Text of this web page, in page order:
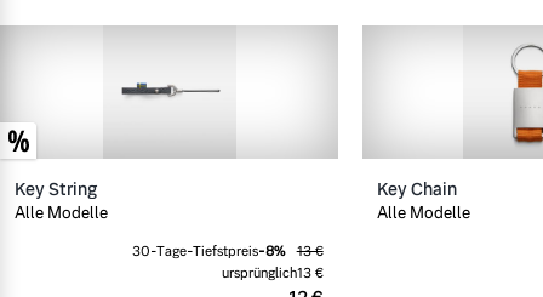
Key String
Alle Modelle
30-Tage-Tiefstpreis-8%
13 €
ursprünglich13 €
Key Chain
Alle Modelle